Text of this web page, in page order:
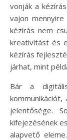
vonják a
vajon
kézírás nem
kreativitást és
kézírás
járhat, mint
Bár a
jelentősége.
kifejezésének
alapvető